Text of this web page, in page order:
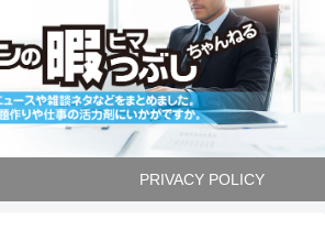
PRIVACY POLICY